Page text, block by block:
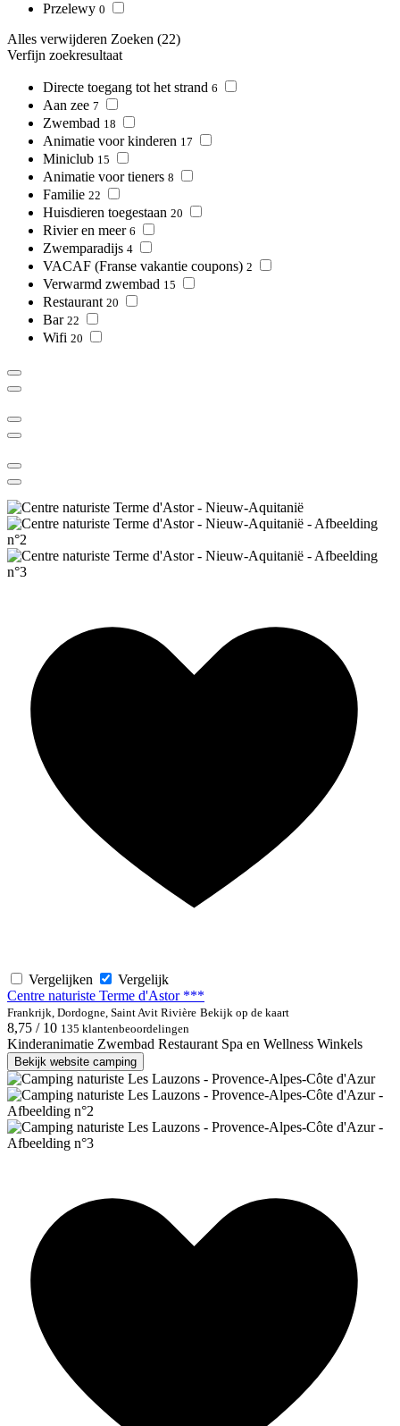
Przelewy 0
Alles verwijderen Zoeken (22)
Verfijn zoekresultaat
Directe toegang tot het strand 6
Aan zee 7
Zwembad 18
Animatie voor kinderen 17
Miniclub 15
Animatie voor tieners 8
Familie 22
Huisdieren toegestaan 20
Rivier en meer 6
Zwemparadijs 4
VACAF (Franse vakantie coupons) 2
Verwarmd zwembad 15
Restaurant 20
Bar 22
Wifi 20
Vergelijken
Vergelijk
Centre naturiste Terme d'Astor ***
Frankrijk, Dordogne, Saint Avit Rivière Bekijk op de kaart
8,75 / 10 135 klantenbeoordelingen
Kinderanimatie Zwembad Restaurant Spa en Wellness Winkels
Bekijk website camping